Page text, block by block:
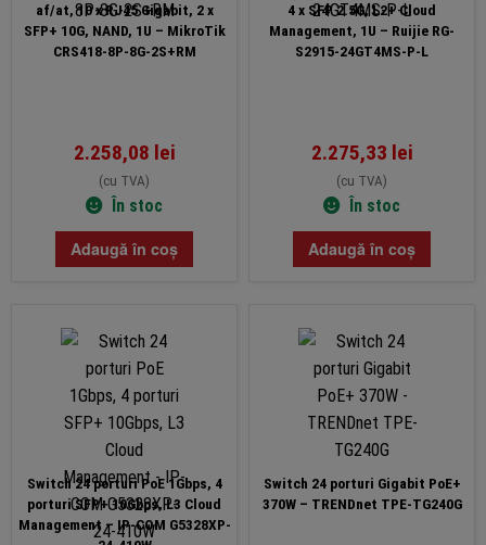
af/at, 10 x RJ45 Gigabit, 2 x
SFP+ 10G, NAND, 1U – MikroTik
CRS418-8P-8G-2S+RM
2.258,08 lei
(cu TVA)
În stoc
Adaugă în coș
4 x SFP 2.5G, L2+ Cloud
Management, 1U – Ruijie RG-
S2915-24GT4MS-P-L
2.275,33 lei
(cu TVA)
În stoc
Adaugă în coș
Switch 24 porturi PoE 1Gbps, 4
porturi SFP+ 10Gbps, L3 Cloud
Management – IP-COM G5328XP-
Switch 24 porturi Gigabit PoE+
370W – TRENDnet TPE-TG240G